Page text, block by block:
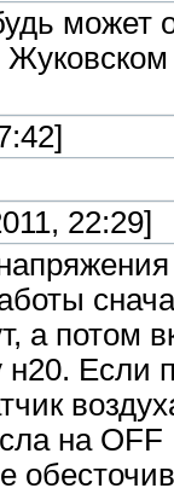
может
22:29]
а потом
Если
на